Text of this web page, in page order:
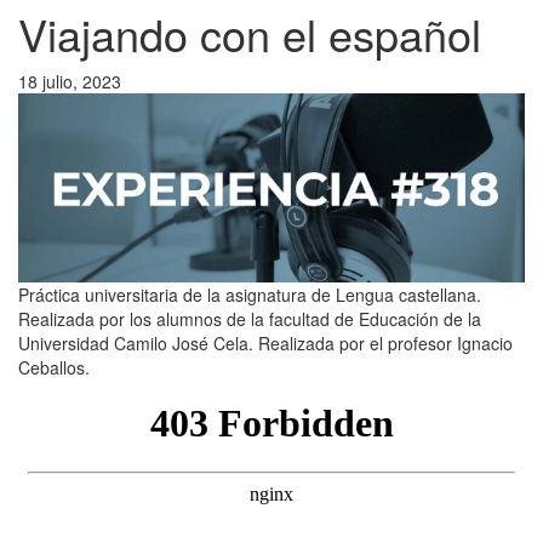
Viajando con el español
18 julio, 2023
Práctica universitaria de la asignatura de Lengua castellana.
Realizada por los alumnos de la facultad de Educación de la
Universidad Camilo José Cela. Realizada por el profesor Ignacio
Ceballos.